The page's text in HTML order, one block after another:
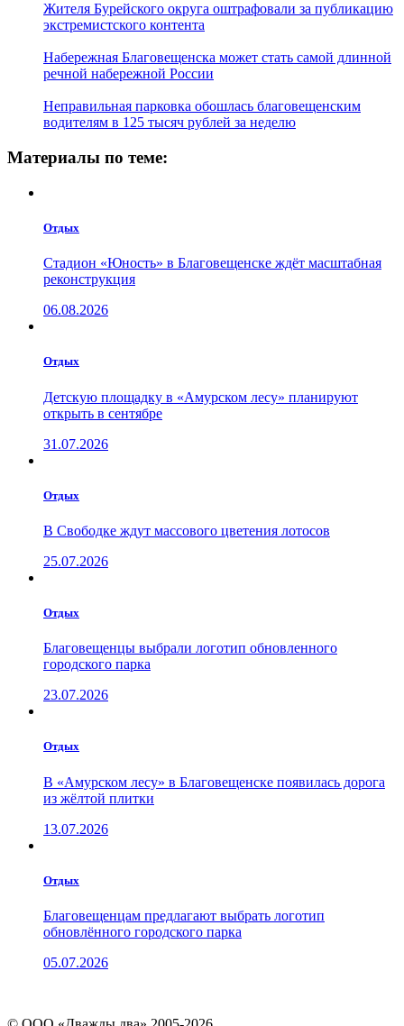
Жителя Бурейского округа оштрафовали за публикацию
экстремистского контента
Набережная Благовещенска может стать самой длинной
речной набережной России
Неправильная парковка обошлась благовещенским
водителям в 125 тысяч рублей за неделю
Материалы по теме:
Отдых
Стадион «Юность» в Благовещенске ждёт масштабная
реконструкция
06.08.2026
Отдых
Детскую площадку в «Амурском лесу» планируют
открыть в сентябре
31.07.2026
Отдых
В Свободке ждут массового цветения лотосов
25.07.2026
Отдых
Благовещенцы выбрали логотип обновленного
городского парка
23.07.2026
Отдых
В «Амурском лесу» в Благовещенске появилась дорога
из жёлтой плитки
13.07.2026
Отдых
Благовещенцам предлагают выбрать логотип
обновлённого городского парка
05.07.2026